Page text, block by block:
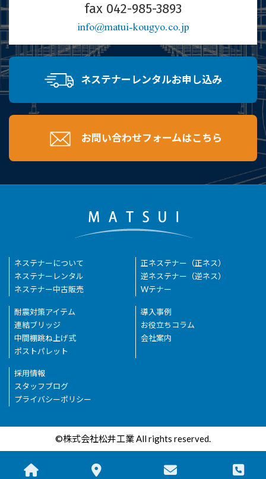
fax 042-985-3893
info@matui-kougyo.co.jp
ネステナーレンタルお申し込み
お問い合わせフォームはこちら
ネステナーについて
ネステナーレンタル
ネステナー中古販売
正ネステナー（正ネス）
逆ネステナー（逆ネス）
Wテナー
耐震対策アイテム
連結ブリッジ
中間棚跳ね上げ式
ポストパレット
導入事例
お役立ちコラム
会社案内
採用情報
スタッフブログ
プライバシーポリシー
©株式会社松井工業 All rights reserved.